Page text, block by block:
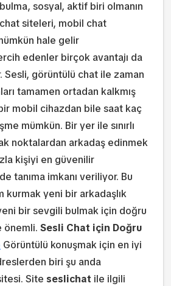
sosyal, aktif biri olmanın
siteleri, mobil chat
hale gelir
edenler birçok avantajı da
Sesli, görüntülü chat ile zaman
tamamen ortadan kalkmış
mobil cihazdan bile saat kaç
mümkün. Bir yer ile sınırlı
noktalardan arkadaş edinmek
kişiyi en güvenilir
tanıma imkanı veriliyor. Bu
kurmak yeni bir arkadaşlık
bir sevgili bulmak için doğru
önemli. Sesli Chat için Doğru
Görüntülü konuşmak için en iyi
biri şu anda
Site seslichat ile ilgili